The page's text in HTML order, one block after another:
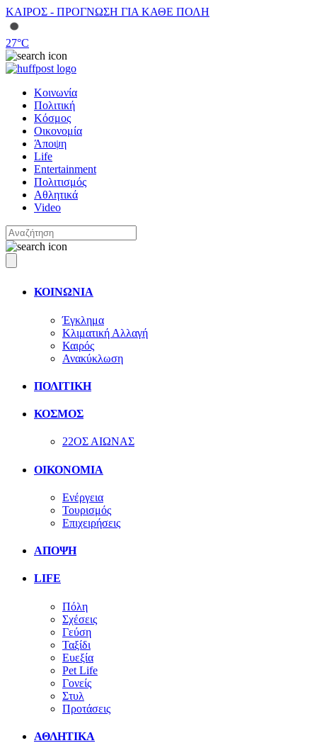
ΚΑΙΡΟΣ - ΠΡΟΓΝΩΣΗ ΓΙΑ ΚΑΘΕ ΠΟΛΗ
27°C
Κοινωνία
Πολιτική
Κόσμος
Οικονομία
Άποψη
Life
Entertainment
Πολιτισμός
Αθλητικά
Video
ΚΟΙΝΩΝΙΑ
Έγκλημα
Κλιματική Αλλαγή
Καιρός
Ανακύκλωση
ΠΟΛΙΤΙΚΗ
ΚΟΣΜΟΣ
22ΟΣ ΑΙΩΝΑΣ
ΟΙΚΟΝΟΜΙΑ
Ενέργεια
Τουρισμός
Επιχειρήσεις
ΑΠΟΨΗ
LIFE
Πόλη
Σχέσεις
Γεύση
Ταξίδι
Ευεξία
Pet Life
Γονείς
Στυλ
Προτάσεις
ΑΘΛΗΤΙΚΑ